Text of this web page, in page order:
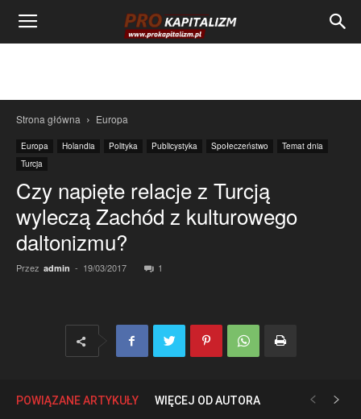
Strona główna Europa
Europa Holandia Polityka Publicystyka Społeczeństwo
Temat dnia
Turcja
Czy napięte relacje z Turcją
wyleczą Zachód z kulturowego
daltonizmu?
Przez admin - 19/03/2017 1
POWIĄZANE ARTYKUŁY WIĘCEJ OD AUTORA